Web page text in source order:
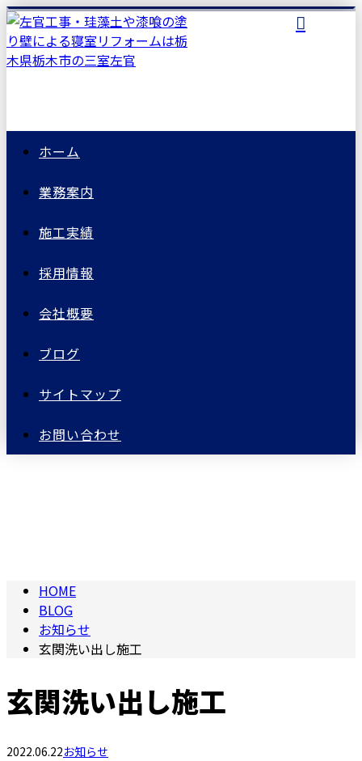
ホーム
業務案内
施工実績
採用情報
会社概要
ブログ
サイトマップ
お問い合わせ
HOME
BLOG
お知らせ
玄関洗い出し施工
玄関洗い出し施工
2022.06.22お知らせ